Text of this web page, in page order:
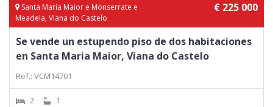
Santa Maria Maior e Monserrate e
Meadela, Viana do Castelo
€ 225 000
Se vende un estupendo piso de dos habitaciones
en Santa Maria Maior, Viana do Castelo
Ref.: VCM14701
2 1